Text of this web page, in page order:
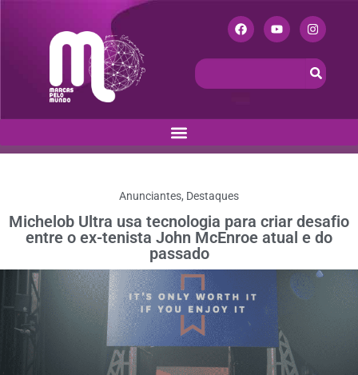
Anunciantes, Destaques
Michelob Ultra usa tecnologia para criar desafio
entre o ex-tenista John McEnroe atual e do
passado